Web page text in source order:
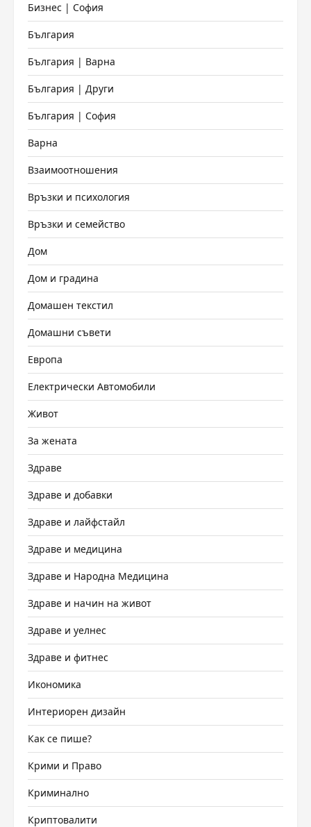
Бизнес | София
България
България | Варна
България | Други
България | София
Варна
Взаимоотношения
Връзки и психология
Връзки и семейство
Дом
Дом и градина
Домашен текстил
Домашни съвети
Европа
Електрически Автомобили
Живот
За жената
Здраве
Здраве и добавки
Здраве и лайфстайл
Здраве и медицина
Здраве и Народна Медицина
Здраве и начин на живот
Здраве и уелнес
Здраве и фитнес
Икономика
Интериорен дизайн
Как се пише?
Крими и Право
Криминално
Криптовалити